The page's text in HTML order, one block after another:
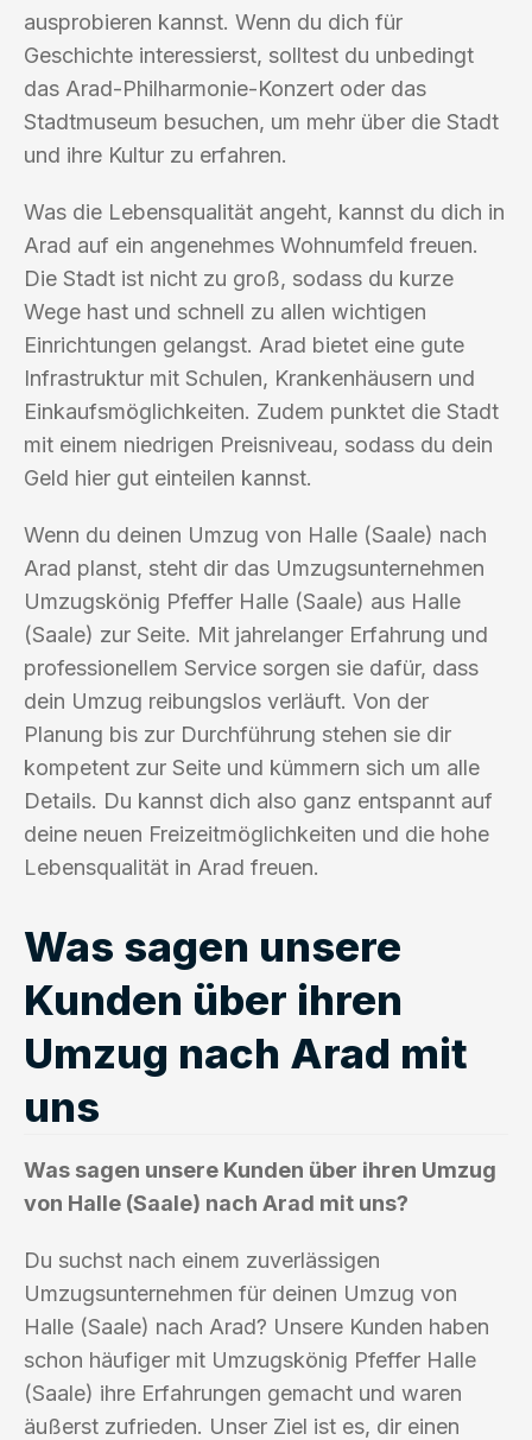
ausprobieren kannst. Wenn du dich für
Geschichte interessierst, solltest du unbedingt
das Arad-Philharmonie-Konzert oder das
Stadtmuseum besuchen, um mehr über die Stadt
und ihre Kultur zu erfahren.
Was die Lebensqualität angeht, kannst du dich in
Arad auf ein angenehmes Wohnumfeld freuen.
Die Stadt ist nicht zu groß, sodass du kurze
Wege hast und schnell zu allen wichtigen
Einrichtungen gelangst. Arad bietet eine gute
Infrastruktur mit Schulen, Krankenhäusern und
Einkaufsmöglichkeiten. Zudem punktet die Stadt
mit einem niedrigen Preisniveau, sodass du dein
Geld hier gut einteilen kannst.
Wenn du deinen Umzug von Halle (Saale) nach
Arad planst, steht dir das Umzugsunternehmen
Umzugskönig Pfeffer Halle (Saale) aus Halle
(Saale) zur Seite. Mit jahrelanger Erfahrung und
professionellem Service sorgen sie dafür, dass
dein Umzug reibungslos verläuft. Von der
Planung bis zur Durchführung stehen sie dir
kompetent zur Seite und kümmern sich um alle
Details. Du kannst dich also ganz entspannt auf
deine neuen Freizeitmöglichkeiten und die hohe
Lebensqualität in Arad freuen.
Was sagen unsere
Kunden über ihren
Umzug nach Arad mit
uns
Was sagen unsere Kunden über ihren Umzug
von Halle (Saale) nach Arad mit uns?
Du suchst nach einem zuverlässigen
Umzugsunternehmen für deinen Umzug von
Halle (Saale) nach Arad? Unsere Kunden haben
schon häufiger mit Umzugskönig Pfeffer Halle
(Saale) ihre Erfahrungen gemacht und waren
äußerst zufrieden. Unser Ziel ist es, dir einen